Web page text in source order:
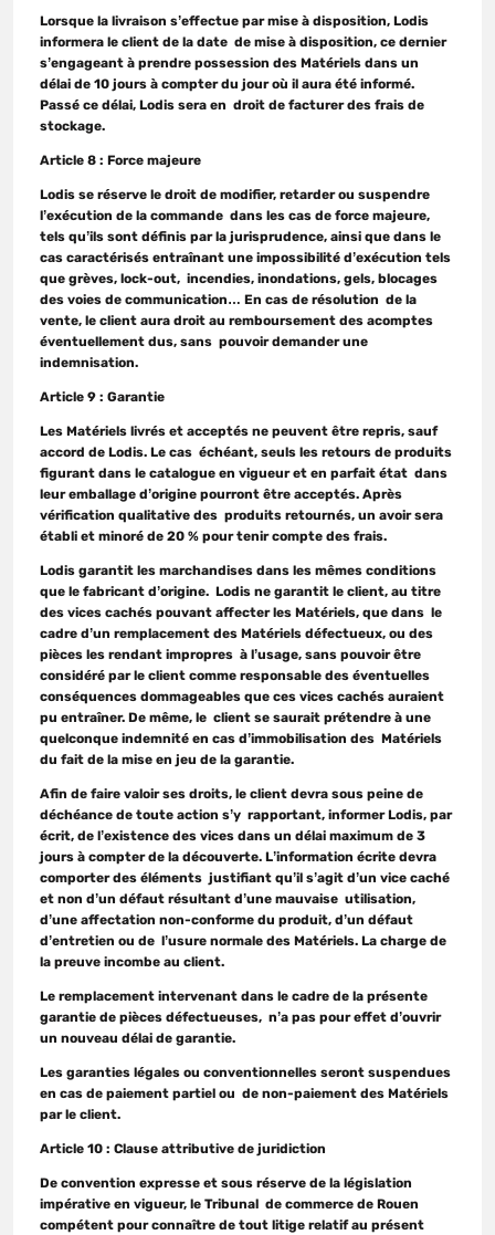
Lorsque la livraison s’effectue par mise à disposition, Lodis
informera le client de la date de mise à disposition, ce dernier
s’engageant à prendre possession des Matériels dans un
délai de 10 jours à compter du jour où il aura été informé.
Passé ce délai, Lodis sera en droit de facturer des frais de
stockage.
Article 8 : Force majeure
Lodis se réserve le droit de modifier, retarder ou suspendre
l’exécution de la commande dans les cas de force majeure,
tels qu’ils sont définis par la jurisprudence, ainsi que dans le
cas caractérisés entraînant une impossibilité d’exécution tels
que grèves, lock-out, incendies, inondations, gels, blocages
des voies de communication… En cas de résolution de la
vente, le client aura droit au remboursement des acomptes
éventuellement dus, sans pouvoir demander une
indemnisation.
Article 9 : Garantie
Les Matériels livrés et acceptés ne peuvent être repris, sauf
accord de Lodis. Le cas échéant, seuls les retours de produits
figurant dans le catalogue en vigueur et en parfait état dans
leur emballage d’origine pourront être acceptés. Après
vérification qualitative des produits retournés, un avoir sera
établi et minoré de 20 % pour tenir compte des frais.
Lodis garantit les marchandises dans les mêmes conditions
que le fabricant d’origine. Lodis ne garantit le client, au titre
des vices cachés pouvant affecter les Matériels, que dans le
cadre d’un remplacement des Matériels défectueux, ou des
pièces les rendant impropres à l’usage, sans pouvoir être
considéré par le client comme responsable des éventuelles
conséquences dommageables que ces vices cachés auraient
pu entraîner. De même, le client se saurait prétendre à une
quelconque indemnité en cas d’immobilisation des Matériels
du fait de la mise en jeu de la garantie.
Afin de faire valoir ses droits, le client devra sous peine de
déchéance de toute action s’y rapportant, informer Lodis, par
écrit, de l’existence des vices dans un délai maximum de 3
jours à compter de la découverte. L’information écrite devra
comporter des éléments justifiant qu’il s’agit d’un vice caché
et non d’un défaut résultant d’une mauvaise utilisation,
d’une affectation non-conforme du produit, d’un défaut
d’entretien ou de l’usure normale des Matériels. La charge de
la preuve incombe au client.
Le remplacement intervenant dans le cadre de la présente
garantie de pièces défectueuses, n’a pas pour effet d’ouvrir
un nouveau délai de garantie.
Les garanties légales ou conventionnelles seront suspendues
en cas de paiement partiel ou de non-paiement des Matériels
par le client.
Article 10 : Clause attributive de juridiction
De convention expresse et sous réserve de la législation
impérative en vigueur, le Tribunal de commerce de Rouen
compétent pour connaître de tout litige relatif au présent